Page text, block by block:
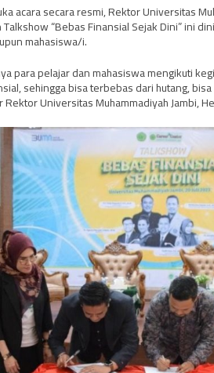
acara secara resmi, Rektor Universitas
“Bebas Finansial Sejak Dini” ini
mahasiswa/i.
para pelajar dan mahasiswa mengikuti
sehingga bisa terbebas dari hutang,
Universitas Muhammadiyah Jambi,